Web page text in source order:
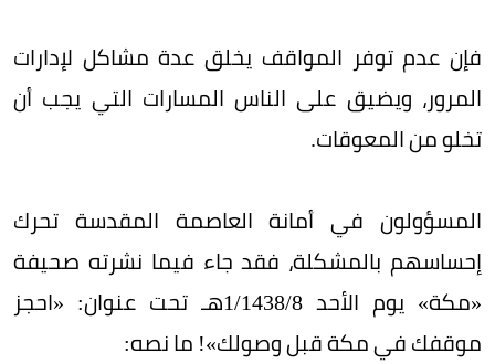
فإن عدم توفر المواقف يخلق عدة مشاكل لإدارات
المرور، ويضيق على الناس المسارات التي يجب أن
تخلو من المعوقات.
المسؤولون في أمانة العاصمة المقدسة تحرك
إحساسهم بالمشكلة، فقد جاء فيما نشرته صحيفة
«مكة» يوم الأحد 8/‏1/1438هـ تحت عنوان: «احجز
موقفك في مكة قبل وصولك»! ما نصه: